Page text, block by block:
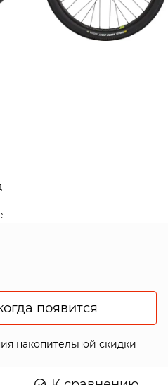
появится
накопительной скидки